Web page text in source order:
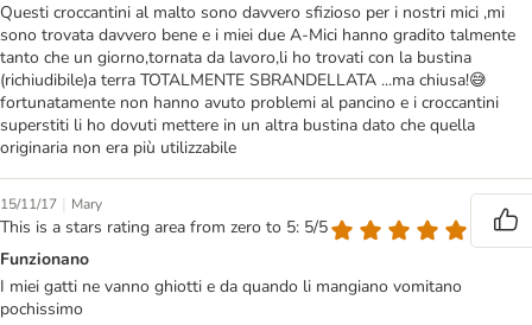
Questi croccantini al malto sono davvero sfizioso per i nostri mici ,mi
sono trovata davvero bene e i miei due A-Mici hanno gradito talmente
tanto che un giorno,tornata da lavoro,li ho trovati con la bustina
(richiudibile)a terra TOTALMENTE SBRANDELLATA ...ma chiusa!😅
fortunatamente non hanno avuto problemi al pancino e i croccantini
superstiti li ho dovuti mettere in un altra bustina dato che quella
originaria non era più utilizzabile
15/11/17 | Mary
This is a stars rating area from zero to 5: 5/5
Funzionano
I miei gatti ne vanno ghiotti e da quando li mangiano vomitano
pochissimo